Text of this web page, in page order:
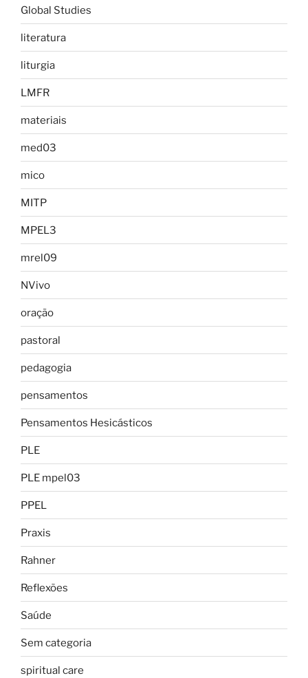
Global Studies
literatura
liturgia
LMFR
materiais
med03
mico
MITP
MPEL3
mrel09
NVivo
oração
pastoral
pedagogia
pensamentos
Pensamentos Hesicásticos
PLE
PLE mpel03
PPEL
Praxis
Rahner
Reflexões
Saúde
Sem categoria
spiritual care